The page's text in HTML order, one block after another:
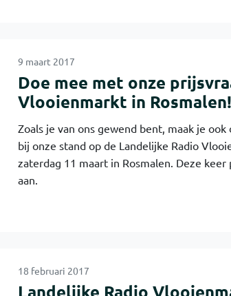
9 maart 2017
Doe mee met onze
Vlooienmarkt in Rosmalen!
Zoals je van ons gewend bent, maak je
bij onze stand op de Landelijke Radio
zaterdag 11 maart in Rosmalen. Deze
aan.
18 februari 2017
Landelijke Radio